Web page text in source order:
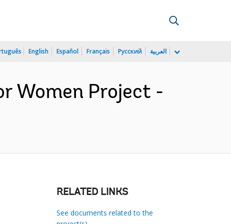
English Español Français Русский العربية
Women Project -
RELATED LINKS
See documents related to the